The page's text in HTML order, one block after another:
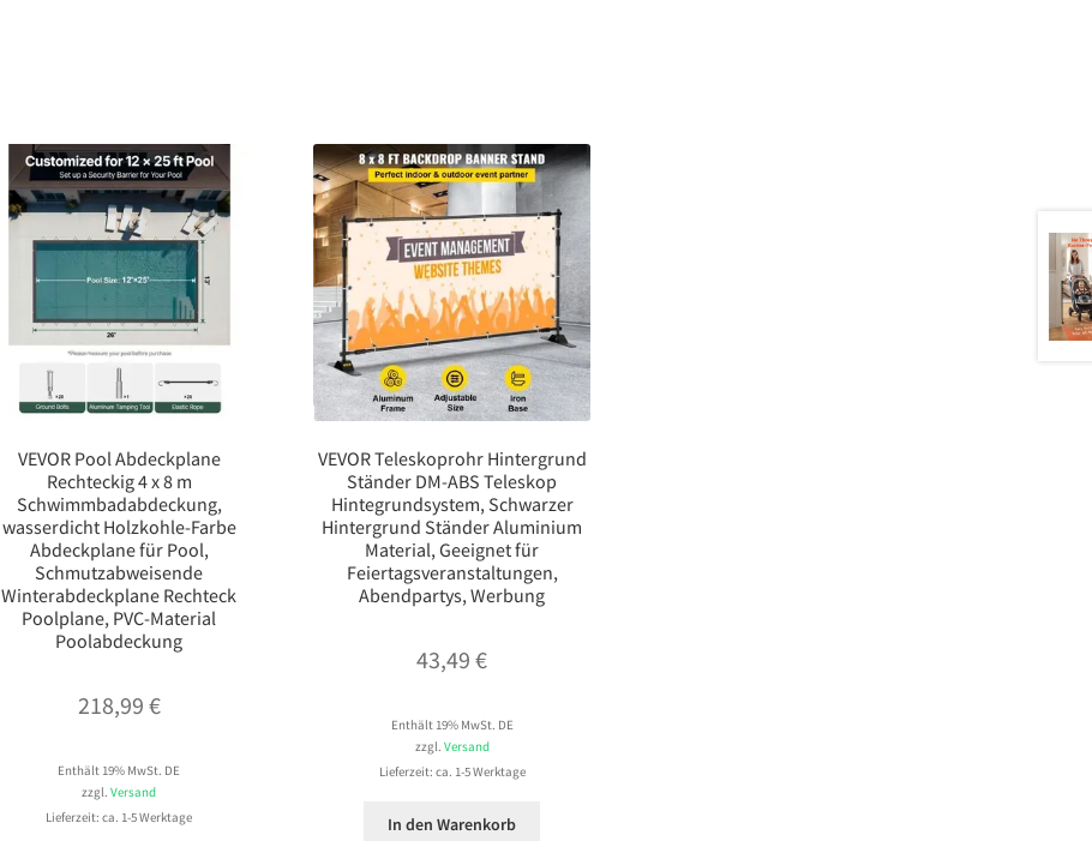
VEVOR Pool Abdeckplane
Rechteckig 4 x 8 m
Schwimmbadabdeckung,
wasserdicht Holzkohle-Farbe
Abdeckplane für Pool,
Schmutzabweisende
Winterabdeckplane Rechteck
Poolplane, PVC-Material
Poolabdeckung
218,99 €
Enthält 19% MwSt. DE
zzgl.Versand
Lieferzeit: ca. 1-5 Werktage
VEVOR Teleskoprohr Hintergrund
Ständer DM-ABS Teleskop
Hintegrundsystem, Schwarzer
Hintergrund Ständer Aluminium
Material, Geeignet für
Feiertagsveranstaltungen,
Abendpartys, Werbung
43,49€
Enthält 19% MwSt. DE
zzgl. Versand
Lieferzeit: ca. 1-5 Werktage
In den Warenkorb